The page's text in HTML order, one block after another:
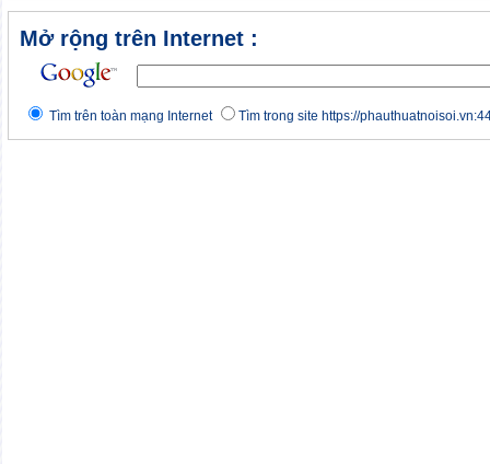
Mở rộng trên Internet :
Tìm trên toàn mạng Internet Tìm trong site https://